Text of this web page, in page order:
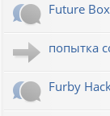
Future Box
попытка
Furby